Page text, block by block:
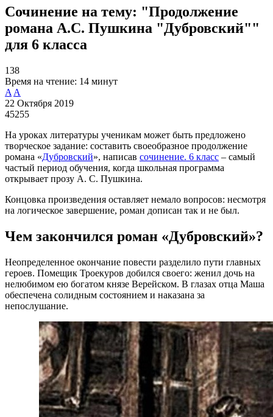
Сочинение на тему: "Продолжение
романа А.С. Пушкина "Дубровский""
для 6 класса
138
Время на чтение: 14 минут
A A
22 Октября 2019
45255
На уроках литературы ученикам может быть предложено
творческое задание: составить своеобразное продолжение
романа «Дубровский», написав сочинение. 6 класс – самый
частый период обучения, когда школьная программа
открывает прозу А. С. Пушкина.
Концовка произведения оставляет немало вопросов: несмотря
на логическое завершение, роман дописан так и не был.
Чем закончился роман «Дубровский»?
Неопределенное окончание повести разделило пути главных
героев. Помещик Троекуров добился своего: женил дочь на
нелюбимом ею богатом князе Верейском. В глазах отца Маша
обеспечена солидным состоянием и наказана за
непослушание.